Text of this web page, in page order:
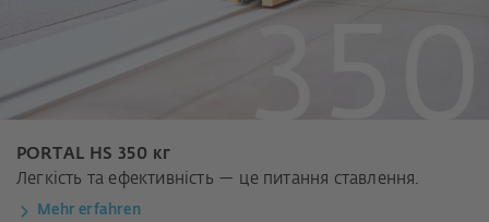
PORTAL HS 350 кг
Легкість та ефективність — це питання ставлення.
Mehr erfahren